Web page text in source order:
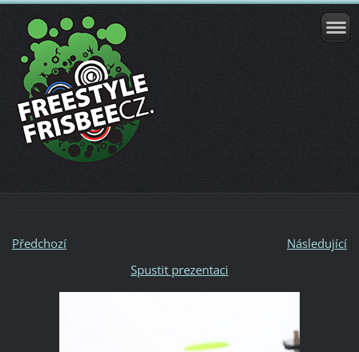
Předchozí
Následující
Spustit prezentaci